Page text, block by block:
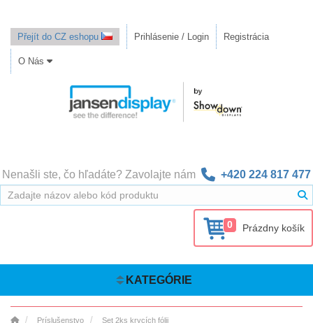
Přejít do CZ eshopu Prihlásenie / Login Registrácia
O Nás
Nenašli ste, čo hľadáte? Zavolajte nám +420 224 817 477
0 Prázdny košík
KATEGÓRIE
Príslušenstvo Set 2ks krycích fólii